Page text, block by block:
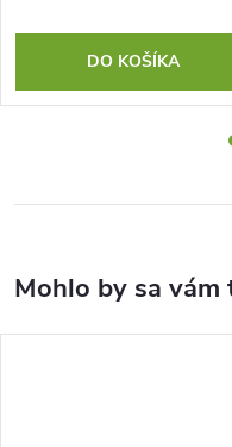
DO KOŠÍKA